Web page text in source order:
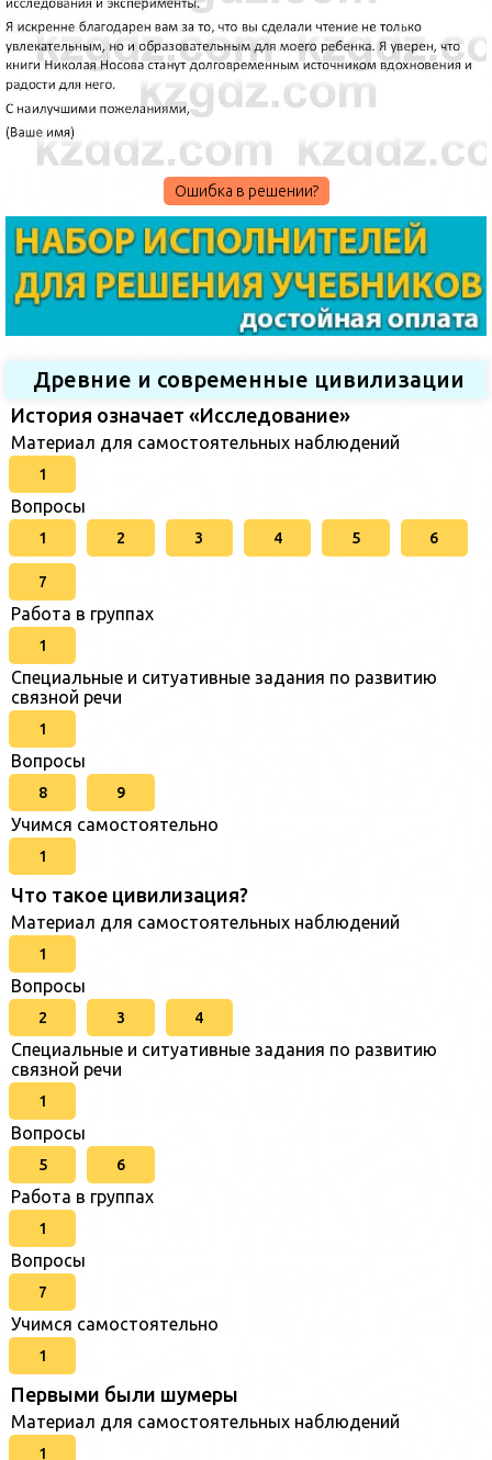
Ошибка в решении?
Древние и современные цивилизации
История означает «Исследование»
Материал для самостоятельных наблюдений
1
Вопросы
1 2 3 4 5 6
7
Работа в группах
1
Специальные и ситуативные задания по развитию
связной речи
1
Вопросы
8 9
Учимся самостоятельно
1
Что такое цивилизация?
Материал для самостоятельных наблюдений
1
Вопросы
2 3 4
Специальные и ситуативные задания по развитию
связной речи
1
Вопросы
5 6
Работа в группах
1
Вопросы
7
Учимся самостоятельно
1
Первыми были шумеры
Материал для самостоятельных наблюдений
1